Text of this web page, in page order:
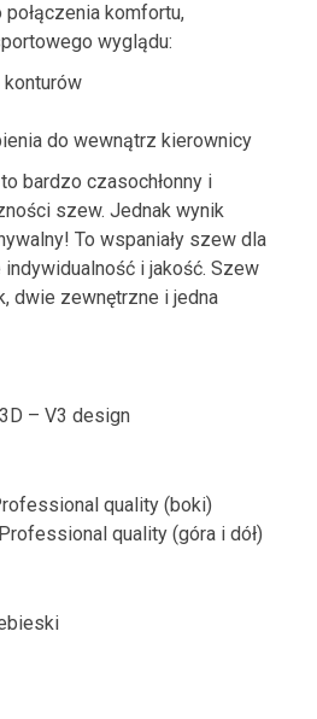
komfortu,
wyglądu:
konturów
do wewnątrz kierownicy
bardzo czasochłonny i
szew. Jednak wynik
To wspaniały szew dla
i jakość. Szew
dwie zewnętrzne i jedna
– V3 design
quality (boki)
quality (góra i dół)